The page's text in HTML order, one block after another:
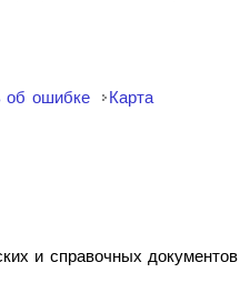
об ошибке Карта
и справочных документов